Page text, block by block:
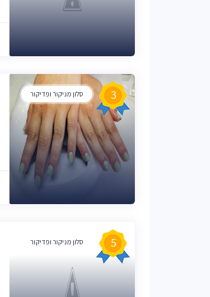
סלון מניקור ופדיקור 3
סלון מניקור ופדיקור 5